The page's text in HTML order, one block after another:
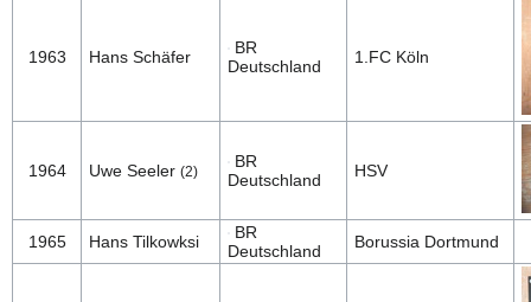
1963 Hans Schäfer
BR
Deutschland
1.FC Köln
1964 Uwe Seeler (2)
BR
Deutschland
HSV
1965 Hans Tilkowksi
BR
Deutschland
Borussia Dortmund